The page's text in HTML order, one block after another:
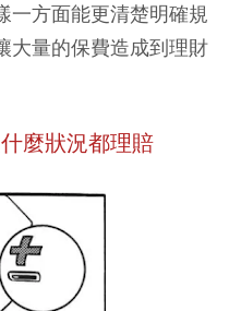
一方面能更清楚明確規
大量的保費造成到理財
麼狀況都理賠